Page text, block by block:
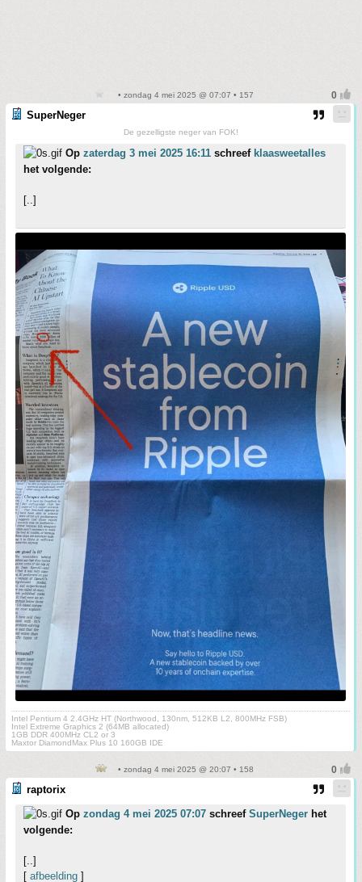
• zondag 4 mei 2025 @ 07:07 • 157
SuperNeger
De gezelligste neger van FOK!
Op zaterdag 3 mei 2025 16:11 schreef klaasweetalles
het volgende:
[..]
Intel Pentium 4 2.4GHz HT (Northwood, 130nm, 512KB L2, 800MHz FSB)
Intel Extreme Graphics 2 (64MB allocated)
1GB DDR 400MHz CL2 or 3
Maxtor DiamondMax Plus 10 160GB IDE
• zondag 4 mei 2025 @ 20:07 • 158
raptorix
Op zondag 4 mei 2025 07:07 schreef SuperNeger het
volgende:
[..]
[ afbeelding ]